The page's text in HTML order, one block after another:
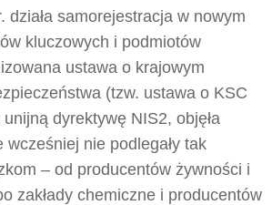
działa samorejestracja w nowym
kluczowych i podmiotów
ustawa o krajowym
(tzw. ustawa o KSC
dyrektywę NIS2, objęła
wcześniej nie podlegały tak
– od producentów żywności i
zakłady chemiczne i producentów